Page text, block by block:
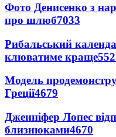
Фото Денисенко з
про шлюб7033
Рибальський
клюватиме краще
Модель
Греції4679
Дженніфер Лопес
близнюками4670